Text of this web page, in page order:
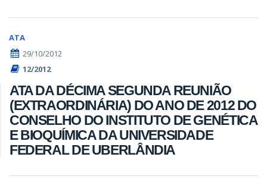
ATA
29/10/2012
12/2012
ATA DA DÉCIMA SEGUNDA REUNIÃO
(EXTRAORDINÁRIA) DO ANO DE 2012 DO
CONSELHO DO INSTITUTO DE GENÉTICA
E BIOQUÍMICA DA UNIVERSIDADE
FEDERAL DE UBERLÂNDIA